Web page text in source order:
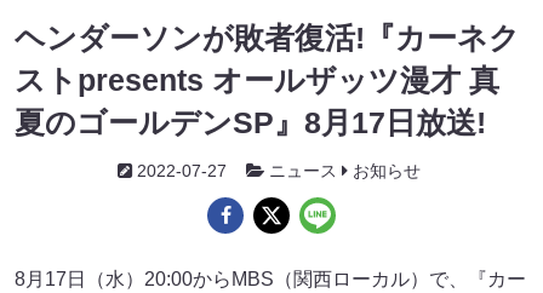
ヘンダーソンが敗者復活!『カーネク
ストpresents オールザッツ漫才 真
夏のゴールデンSP』8月17日放送!
2022-07-27 ニュース お知らせ
8月17日（水）20:00からMBS（関西ローカル）で、『カー